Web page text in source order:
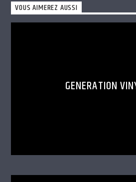
VOUS AIMEREZ AUSSI
GENERATION